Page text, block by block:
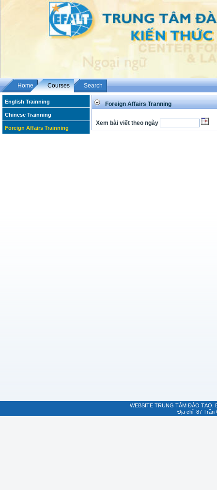
Home Courses Search
English Trainning
Chinese Trainning
Foreign Affairs Trainning
Foreign Affairs Tranning
Xem bài viết theo ngày
WEBSITE TRUNG TÂM ĐÀO TẠO,
Địa chỉ: 87 Trần